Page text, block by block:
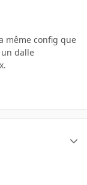
même config que
dalle